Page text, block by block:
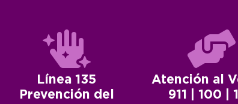
Línea 135
Prevención del
Atención al
911 | 100 |